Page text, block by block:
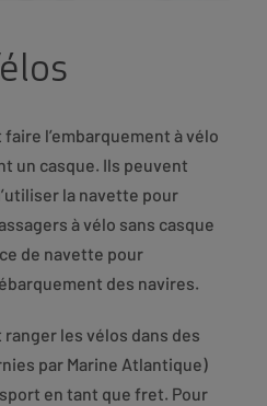
l’embarquement à vélo
un casque. Ils peuvent
la navette pour
à vélo sans casque
de navette pour
des navires.
les vélos dans des
par Marine Atlantique)
en tant que fret. Pour